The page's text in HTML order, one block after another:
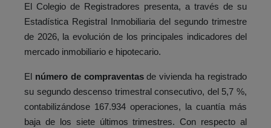
El Colegio de Registradores presenta, a través de su
Estadística Registral Inmobiliaria del segundo trimestre
de 2026, la evolución de los principales indicadores del
mercado inmobiliario e hipotecario.
El número de compraventasde vivienda ha registrado
su segundo descenso trimestral consecutivo, del 5,7 %,
contabilizándose 167.934 operaciones, la cuantía más
baja de los siete últimos trimestres. Con respecto al